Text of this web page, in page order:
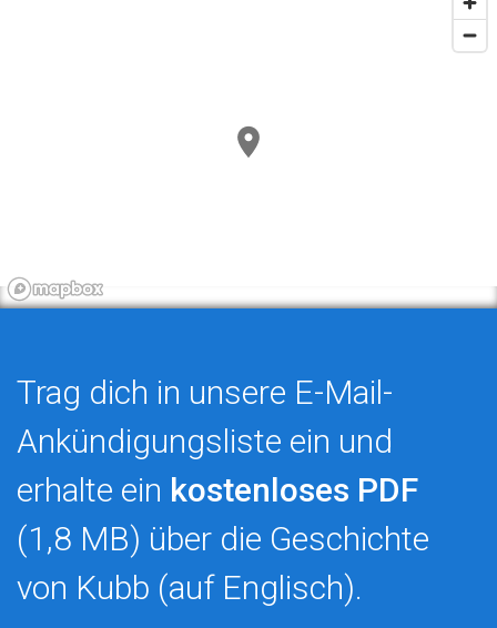
Trag dich in unsere E-Mail-
Ankündigungsliste ein und
erhalte ein kostenloses PDF
(1,8 MB) über die Geschichte
von Kubb (auf Englisch).